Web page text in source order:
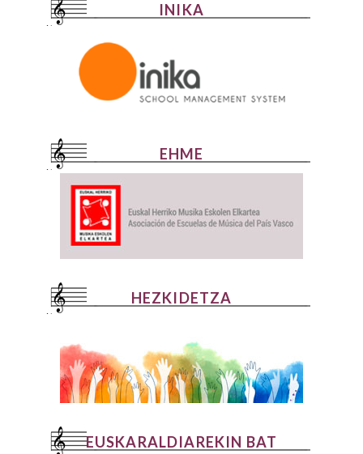
INIKA
EHME
HEZKIDETZA
EUSKARALDIAREKIN BAT